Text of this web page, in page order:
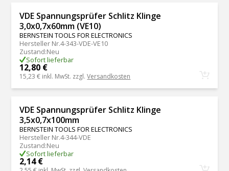
VDE Spannungsprüfer Schlitz Klinge
3,0x0,7x60mm (VE10)
BERNSTEIN TOOLS FOR ELECTRONICS
Hersteller Nr.4-343-VDE-VE10
Zustand:Neu
Sofort lieferbar
12,80 €
15,23 € inkl. MwSt. zzgl.Versandkosten
VDE Spannungsprüfer Schlitz Klinge
3,5x0,7x100mm
BERNSTEIN TOOLS FOR ELECTRONICS
Hersteller Nr.4-344-VDE
Zustand:Neu
Sofort lieferbar
2,14 €